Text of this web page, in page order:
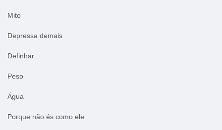
Mito
Depressa demais
Definhar
Peso
Água
Porque não és como ele